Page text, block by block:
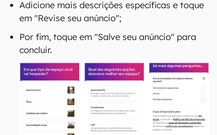
Adicione mais descrições específicas e toque
em "Revise seu anúncio";
Por fim, toque em "Salve seu anúncio" para
concluir.